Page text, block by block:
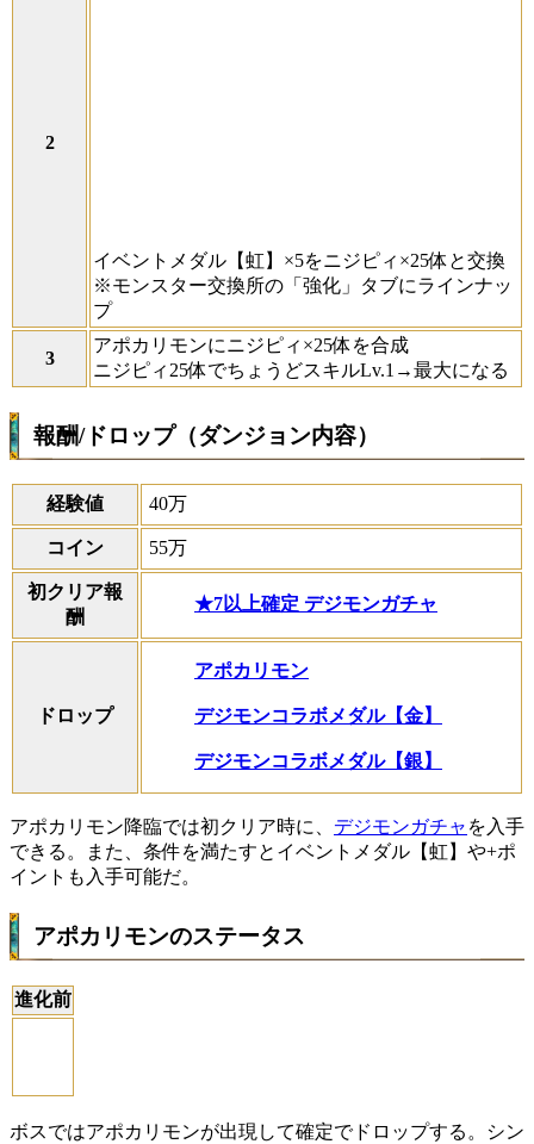
イベントメダル【虹】×5をニジピィ×25体と交換
※モンスター交換所の「強化」タブにラインナッ
プ
アポカリモンにニジピィ×25体を合成
ニジピィ25体でちょうどスキルLv.1→最大になる
報酬/ドロップ（ダンジョン内容）
経験値 40万
コイン 55万
初クリア報
酬
★7以上確定 デジモンガチャ
ドロップ
アポカリモン
デジモンコラボメダル【金】
デジモンコラボメダル【銀】
アポカリモン降臨では初クリア時に、 デジモンガチャ を入手
できる。また、条件を満たすとイベントメダル【虹】や+ポ
イントも入手可能だ。
アポカリモンのステータス
進化前
ボスではアポカリモンが出現して確定でドロップする。シン